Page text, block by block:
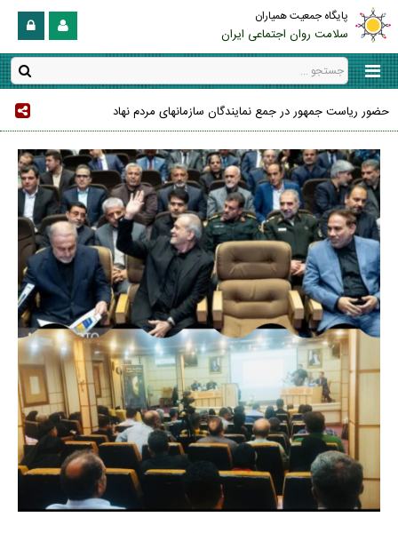
پایگاه جمعیت همیاران
سلامت روان اجتماعی ایران
حضور ریاست جمهور در جمع نمایندگان سازمانهای مردم نهاد